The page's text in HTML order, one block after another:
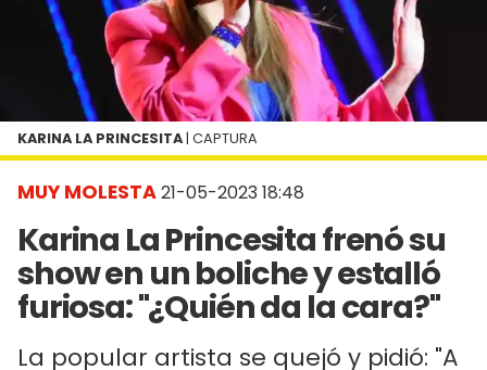
MUY MOLESTA21-05-2023 18:48
Karina La Princesita frenó su
show en un boliche y estalló
furiosa: "¿Quién da la cara?"
La popular artista se quejó y pidió: "A
KARINA LA PRINCESITA | CAPTURA